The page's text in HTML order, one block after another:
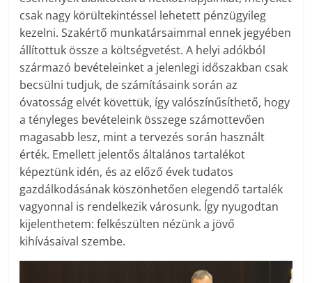
csak nagy körültekintéssel lehetett pénzügyileg
kezelni. Szakértő munkatársaimmal ennek jegyében
állítottuk össze a költségvetést. A helyi adókból
származó bevételeinket a jelenlegi időszakban csak
becsülni tudjuk, de számításaink során az
óvatosság elvét követtük, így valószínűsíthető, hogy
a tényleges bevételeink összege számottevően
magasabb lesz, mint a tervezés során használt
érték. Emellett jelentős általános tartalékot
képeztünk idén, és az előző évek tudatos
gazdálkodásának köszönhetően elegendő tartalék
vagyonnal is rendelkezik városunk. Így nyugodtan
kijelenthetem: felkészülten nézünk a jövő
kihívásaival szembe.